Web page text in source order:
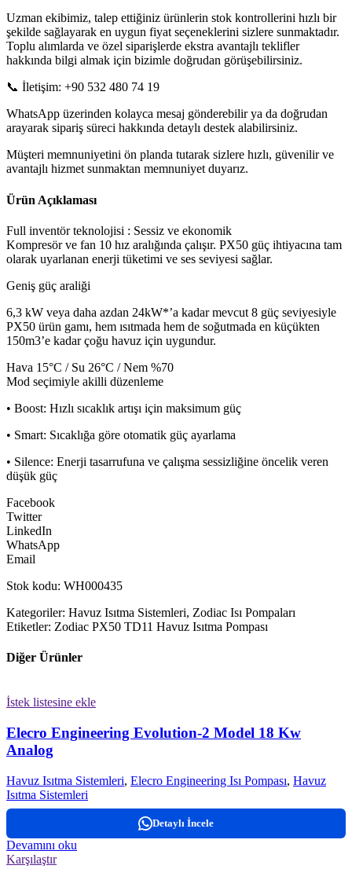
Uzman ekibimiz, talep ettiğiniz ürünlerin stok kontrollerini hızlı bir
şekilde sağlayarak en uygun fiyat seçeneklerini sizlere sunmaktadır.
Toplu alımlarda ve özel siparişlerde ekstra avantajlı teklifler
hakkında bilgi almak için bizimle doğrudan görüşebilirsiniz.
📞 İletişim: +90 532 480 74 19
WhatsApp üzerinden kolayca mesaj gönderebilir ya da doğrudan
arayarak sipariş süreci hakkında detaylı destek alabilirsiniz.
Müşteri memnuniyetini ön planda tutarak sizlere hızlı, güvenilir ve
avantajlı hizmet sunmaktan memnuniyet duyarız.
Ürün Açıklaması
Full inventör teknolojisi : Sessiz ve ekonomik
Kompresör ve fan 10 hız aralığında çalışır. PX50 güç ihtiyacına tam
olarak uyarlanan enerji tüketimi ve ses seviyesi sağlar.
Geniş güç araliği
6,3 kW veya daha azdan 24kW*’a kadar mevcut 8 güç seviyesiyle
PX50 ürün gamı, hem ısıtmada hem de soğutmada en küçükten
150m3’e kadar çoğu havuz için uygundur.
Hava 15°C / Su 26°C / Nem %70
Mod seçimiyle akilli düzenleme
• Boost: Hızlı sıcaklık artışı için maksimum güç
• Smart: Sıcaklığa göre otomatik güç ayarlama
• Silence: Enerji tasarrufuna ve çalışma sessizliğine öncelik veren
düşük güç
Facebook
Twitter
LinkedIn
WhatsApp
Email
Stok kodu: WH000435
Kategoriler: Havuz Isıtma Sistemleri, Zodiac Isı Pompaları
Etiketler: Zodiac PX50 TD11 Havuz Isıtma Pompası
Diğer Ürünler
İstek listesine ekle
Elecro Engineering Evolution-2 Model 18 Kw
Analog
Havuz Isıtma Sistemleri, Elecro Engineering Isı Pompası, Havuz
Isıtma Sistemleri
Detaylı İncele
Devamını oku
Karşılaştır